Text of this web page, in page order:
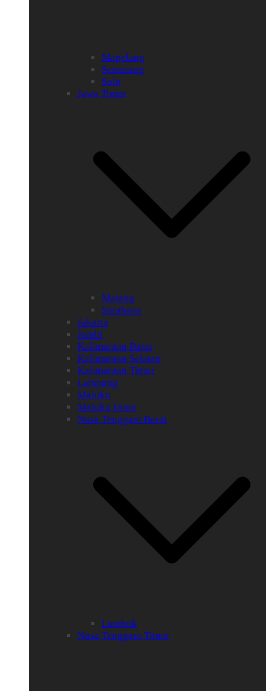
Magelang
Semarang
Solo
Jawa Timur
Malang
Surabaya
Jakarta
Jambi
Kalimantan Barat
Kalimantan Selatan
Kalimantan Timur
Lampung
Maluku
Maluku Utara
Nusa Tenggara Barat
Lombok
Nusa Tenggara Timur